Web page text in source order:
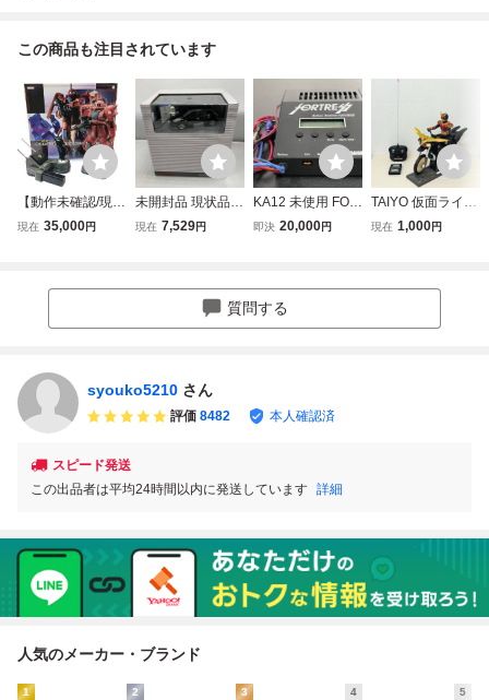
この商品も注目されています
【動作未確認/現状
品】 R/C テックロ
現在 35,000円
未開封品 現状品
日産純正品 京商
現在 7,529円
KA12 未使用 FOR
TRESS フォート
RC
即決 20,000円
TAIYO 仮面ライダ
ークウガ スーパー
現在 1,000円
質問する
syouko5210 さん
評価 8482 本人確認済
スピード発送
この出品者は平均24時間以内に発送しています 詳細
人気のメーカー・ブランド
1 2 3 4 5